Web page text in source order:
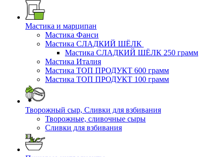
Мастика и марципан
Мастика Фанси
Мастика СЛАДКИЙ ШЁЛК
Мастика СЛАДКИЙ ШЁЛК 250 грамм
Мастика Италия
Мастика ТОП ПРОДУКТ 600 грамм
Мастика ТОП ПРОДУКТ 100 грамм
Творожный сыр, Сливки для взбивания
Творожные, сливочные сыры
Сливки для взбивания